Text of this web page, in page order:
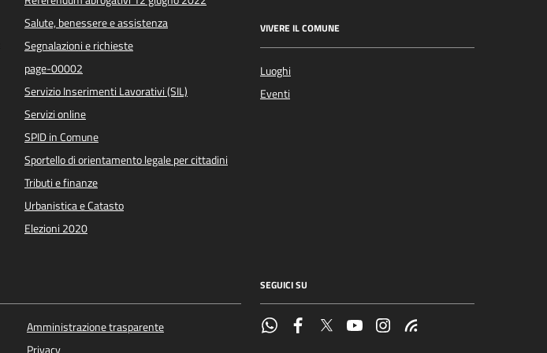
Salute, benessere e assistenza
Segnalazioni e richieste
page-00002
Servizio Inserimenti Lavorativi (SIL)
Servizi online
SPID in Comune
Sportello di orientamento legale per cittadini
Tributi e finanze
Urbanistica e Catasto
Elezioni 2020
VIVERE IL COMUNE
Luoghi
Eventi
Amministrazione trasparente
SEGUICI SU